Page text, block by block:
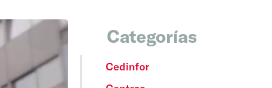
Categorías
Cedinfor